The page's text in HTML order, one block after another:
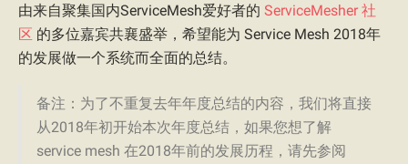
由来自聚集国内ServiceMesh爱好者的 ServiceMesher 社
区 的多位嘉宾共襄盛举，希望能为 Service Mesh 2018年
的发展做一个系统而全面的总结。
备注：为了不重复去年年度总结的内容，我们将直接
从2018年初开始本次年度总结，如果您想了解
service mesh 在2018年前的发展历程，请先参阅